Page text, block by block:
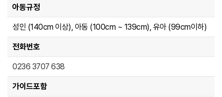
아동규정
성인 (140cm 이상), 아동 (100cm ~ 139cm), 유아 (99cm이하)
전화번호
0236 3707 638
가이드포함